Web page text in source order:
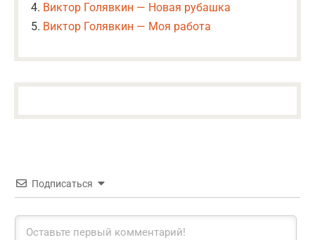
Виктор Голявкин — Новая рубашка
Виктор Голявкин — Моя работа
Подписаться